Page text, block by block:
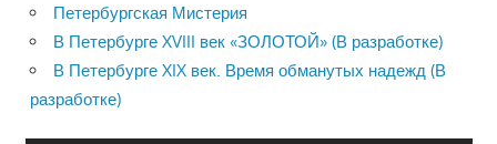
Петербургская Мистерия
В Петербурге XVIII век «ЗОЛОТОЙ» (В разработке)
В Петербурге XIX век. Время обманутых надежд (В
разработке)